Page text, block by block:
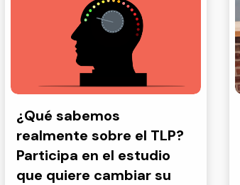
¿Qué sabemos
realmente sobre el TLP?
Participa en el estudio
que quiere cambiar su